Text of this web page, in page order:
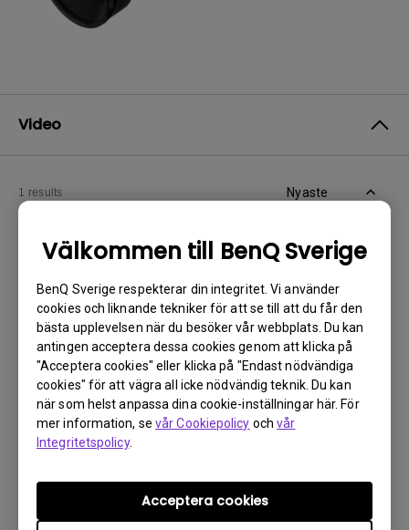
Välkommen till BenQ Sverige
BenQ Sverige respekterar din integritet. Vi använder
cookies och liknande tekniker för att se till att du får den
bästa upplevelsen när du besöker vår webbplats. Du kan
antingen acceptera dessa cookies genom att klicka på
"Acceptera cookies" eller klicka på "Endast nödvändiga
cookies" för att vägra all icke nödvändig teknik. Du kan
när som helst anpassa dina cookie-inställningar här. För
mer information, se vår Cookiepolicy ochvår
Integritetspolicy.
Acceptera cookies
Video
1 results Nyaste
10/10/2024
systemet eller min projektor? Hur kan jag
åtgärda det?